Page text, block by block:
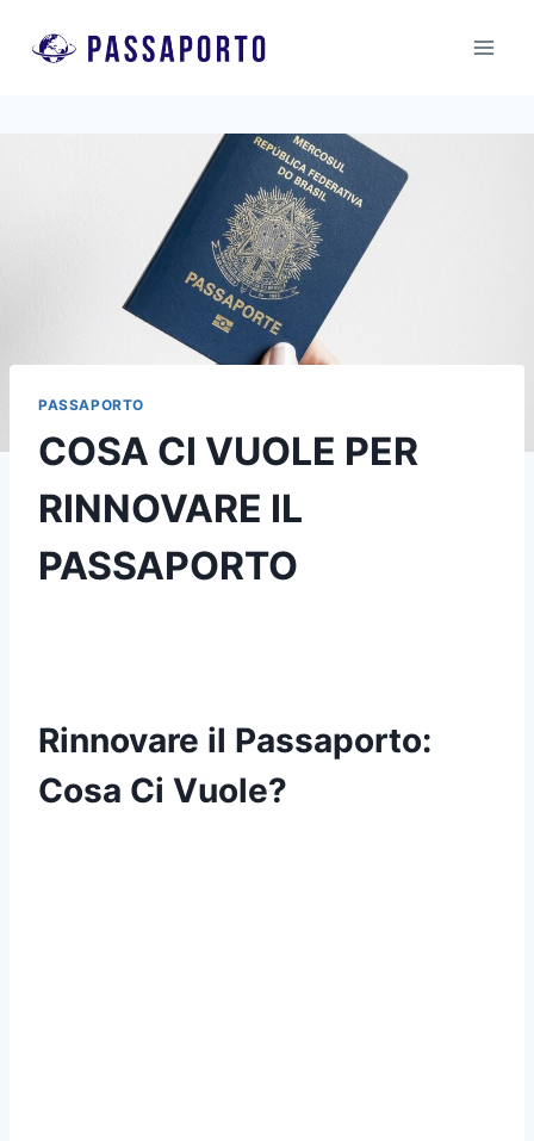
PASSAPORTO
COSA CI VUOLE PER
RINNOVARE IL
PASSAPORTO
Rinnovare il Passaporto:
Cosa Ci Vuole?